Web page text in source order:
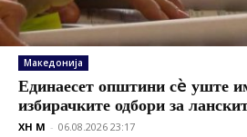
Македонија
Единаесет општини сè уште
избирачките одбори за
XH M - 06.08.2026 23:17